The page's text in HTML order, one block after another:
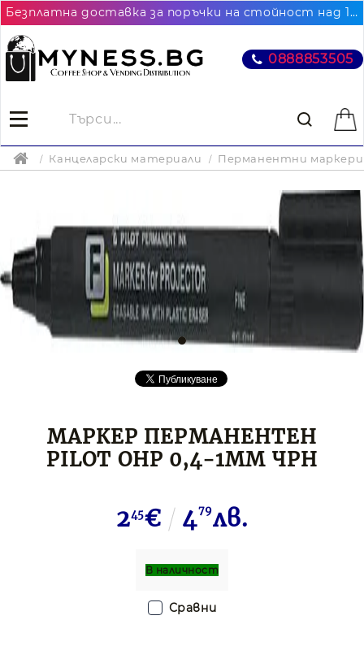
Безплатна доставка за поръчки на стойност над 102.26€ / 200лв. до най-близкия до Вас офис на Еконт
0888853505
Канцеларски материали Перманентни маркери
МАРКЕР ПЕРМАНЕНТЕН
PILOT OHP 0,4-1MM ЧРН
245€ 479лв.
В наличност
Сравни